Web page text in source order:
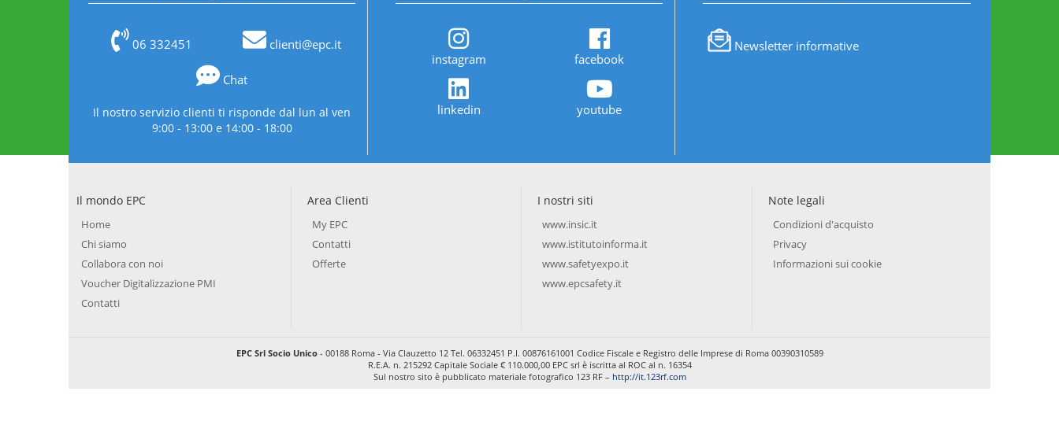
06 332451 clienti@epc.it
Chat
Il nostro servizio clienti ti risponde dal lun al ven
9:00 - 13:00 e 14:00 - 18:00
instagram facebook
linkedin youtube
Newsletter informative
Il mondo EPC
Home
Chi siamo
Collabora con noi
Voucher Digitalizzazione PMI
Contatti
Area Clienti
My EPC
Contatti
Offerte
I nostri siti
www.insic.it
www.istitutoinforma.it
www.safetyexpo.it
www.epcsafety.it
Note legali
Condizioni d'acquisto
Privacy
Informazioni sui cookie
EPC Srl Socio Unico- 00188 Roma - Via Clauzetto 12 Tel. 06332451 P.I. 00876161001 Codice Fiscale e Registro delle Imprese di Roma 00390310589
R.E.A. n. 215292 Capitale Sociale € 110.000,00 EPC srl è iscritta al ROC al n. 16354
Sul nostro sito è pubblicato materiale fotografico 123 RF – http://it.123rf.com